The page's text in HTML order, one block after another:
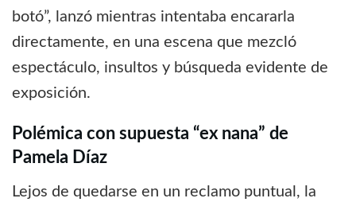
botó”, lanzó mientras intentaba encararla
directamente, en una escena que mezcló
espectáculo, insultos y búsqueda evidente de
exposición.
Polémica con supuesta “ex nana” de
Pamela Díaz
Lejos de quedarse en un reclamo puntual, la